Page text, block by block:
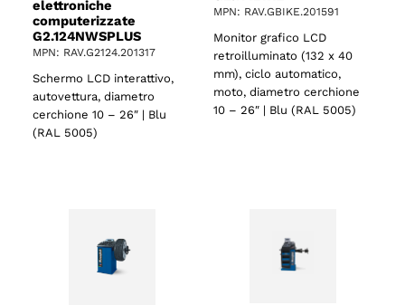
elettroniche
computerizzate
G2.124NWSPLUS
MPN: RAV.G2124.201317
Schermo LCD interattivo,
autovettura, diametro
cerchione 10 – 26″ | Blu
(RAL 5005)
MPN: RAV.GBIKE.201591
Monitor grafico LCD
retroilluminato (132 x 40
mm), ciclo automatico,
moto, diametro cerchione
10 – 26″ | Blu (RAL 5005)